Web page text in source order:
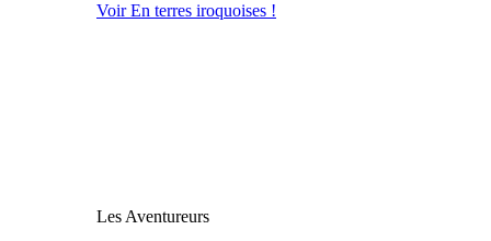
Voir En terres iroquoises !
Les Aventureurs